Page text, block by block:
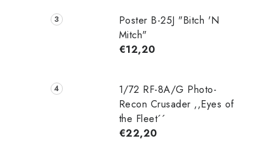
Poster B-25J "Bitch 'N
Mitch"
€12,20
1/72 RF-8A/G Photo-
Recon Crusader ,,Eyes of
the Fleet´´
€22,20